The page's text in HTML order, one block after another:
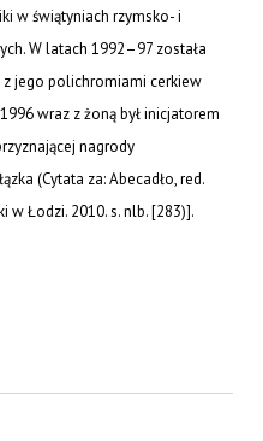
w świątyniach rzymsko- i
W latach 1992–97 została
jego polichromiami cerkiew
wraz z żoną był inicjatorem
nagrody
(Cytata za: Abecadło, red.
w Łodzi. 2010. s. nlb. [283)].